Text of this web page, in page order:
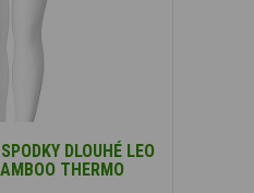
DLOUHÉ LEO
THERMO